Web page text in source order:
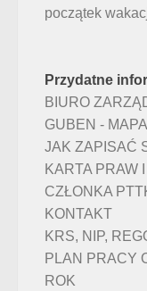
początek
Przydatne
BIURO
GUBEN -
JAK ZAPISAĆ
KARTA PRAW
CZŁONKA
KONTAKT
KRS, NIP,
PLAN PRACY
ROK